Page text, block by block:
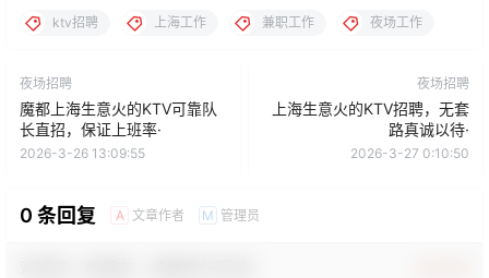
ktv招聘 上海工作 兼职工作 夜场工作
夜场招聘
魔都上海生意火的KTV可靠队
长直招，保证上班率·
2026-3-26 13:09:55
夜场招聘
上海生意火的KTV招聘，无套
路真诚以待·
2026-3-27 0:10:50
0 条回复 A 文章作者 M 管理员